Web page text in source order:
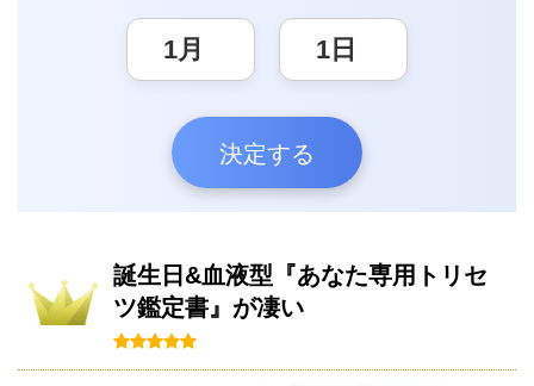
決定する
誕生日&血液型『あなた専用トリセ
ツ鑑定書』が凄い